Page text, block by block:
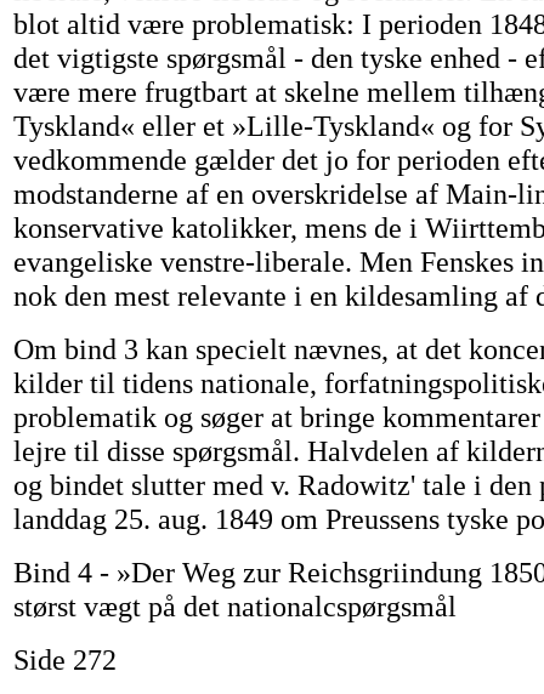
blot altid være problematisk: I perioden
det vigtigste spørgsmål - den tyske enhed -
være mere frugtbart at skelne mellem
Tyskland« eller et »Lille-Tyskland« og for
vedkommende gælder det jo for perioden
modstanderne af en overskridelse af Main-
konservative katolikker, mens de i
evangeliske venstre-liberale. Men Fenskes
nok den mest relevante i en kildesamling af
Om bind 3 kan specielt nævnes, at det
kilder til tidens nationale,
problematik og søger at bringe
lejre til disse spørgsmål. Halvdelen af
og bindet slutter med v. Radowitz' tale i den
landdag 25. aug. 1849 om Preussens tyske
Bind 4 - »Der Weg zur Reichsgriindung
størst vægt på det nationalcspørgsmål
Side 272